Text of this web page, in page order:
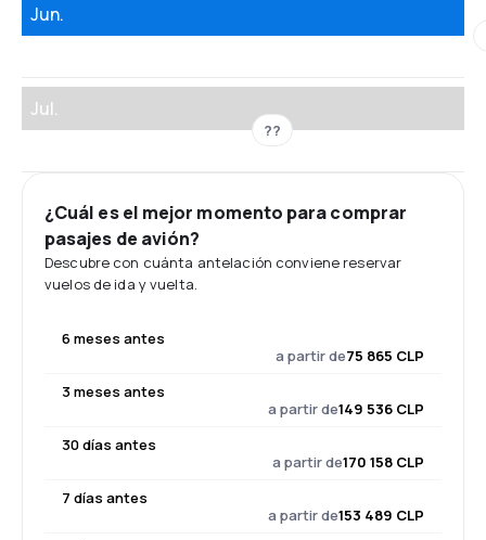
Jun.
Jul.
??
¿Cuál es el mejor momento para comprar
pasajes de avión?
Descubre con cuánta antelación conviene reservar
vuelos de ida y vuelta.
6 meses antes
a partir de75 865 CLP
3 meses antes
a partir de149 536 CLP
30 días antes
a partir de170 158 CLP
7 días antes
a partir de153 489 CLP